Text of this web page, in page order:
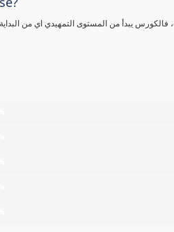
فالكورس يبدأ من المستوى التمهيدي اي من